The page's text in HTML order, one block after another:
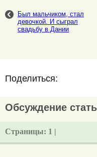
Был мальчиком, стал
девочкой. И сыграл
свадьбу в Дании
Поделиться:
Обсуждение
Страницы: 1 |